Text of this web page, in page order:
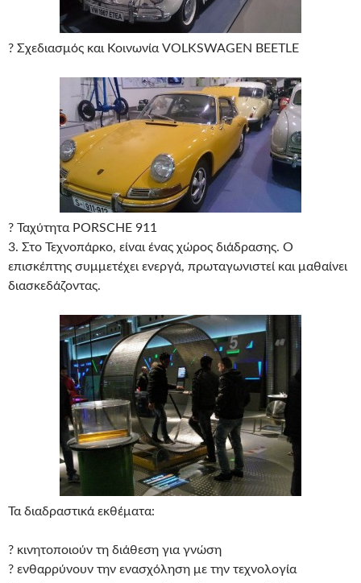
? Σχεδιασμός και Κοινωνία VOLKSWAGEN BEETLE
? Ταχύτητα PORSCHE 911
3. Στο Τεχνοπάρκο, είναι ένας χώρος διάδρασης. Ο
επισκέπτης συμμετέχει ενεργά, πρωταγωνιστεί και μαθαίνει
διασκεδάζοντας.
Τα διαδραστικά εκθέματα:
? κινητοποιούν τη διάθεση για γνώση
? ενθαρρύνουν την ενασχόληση με την τεχνολογία